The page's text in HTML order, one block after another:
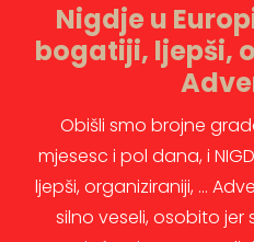
Nigdje u
bogatiji, ljepši,
Obišli smo brojne
mjesesc i pol dana, i
ljepši, organiziraniji, ...
silno veseli, osobito